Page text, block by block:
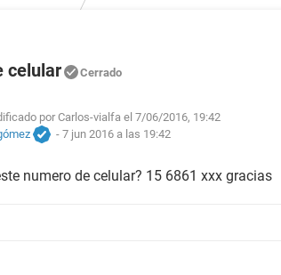
celular Cerrado
por Carlos-vialfa el 7/06/2016, 19:42
- 7 jun 2016 a las 19:42
numero de celular? 15 6861 xxx gracias